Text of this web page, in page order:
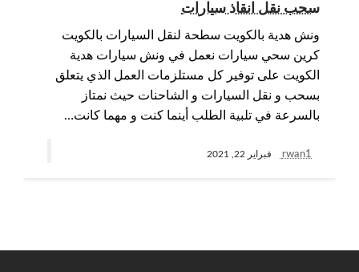
سحب نقل انقاذ سيارات
ونش هدية بالكويت سطحة لنقل السيارات بالكويت
كرين سحي سيارات نعمل في ونش سيارات هدية
الكويت على توفير كل مستلزمات العمل الذي يتعلق
بسحب و نقل السيارات و الشاحنات حيث نمتاز
بالسرعة في تلبية الطلب أينما كنت و مهما كانت…
rwan1 فبراير 22, 2021